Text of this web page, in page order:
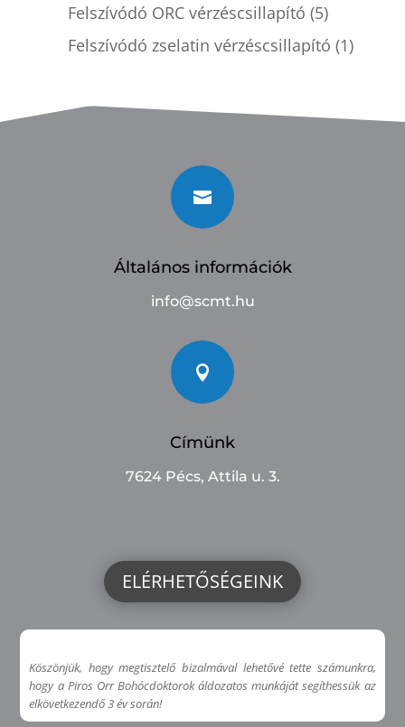
Felszívódó ORC vérzéscsillapító (5)
Felszívódó zselatin vérzéscsillapító (1)

Általános információk
info@scmt.hu

Címünk
7624 Pécs, Attila u. 3.
ELÉRHETŐSÉGEINK
Köszönjük, hogy megtisztelő bizalmával lehetővé tette számunkra,
hogy a Piros Orr Bohócdoktorok áldozatos munkáját segíthessük az
elkövetkezendő 3 év során!